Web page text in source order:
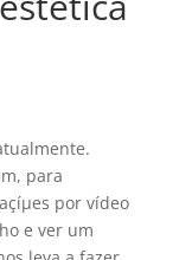
para
por ví­deo
e ver um